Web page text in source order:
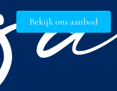
Bekijk ons aanbod